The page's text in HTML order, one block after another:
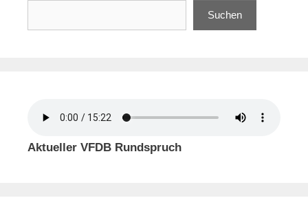
Suchen
Aktueller VFDB Rundspruch